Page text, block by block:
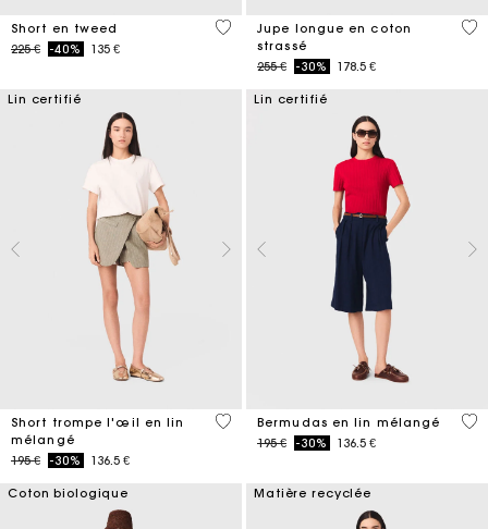
Short en tweed
Price reduced from
225 €to-40% 135 €
4 out of 5 Customer Rating
Jupe longue en coton
strassé
Price reduced from
255 €to-30% 178.5 €
4,5
Lin certifié
Short trompe l'œil en lin
mélangé
Price reduced from
195 €to-30% 136.5 €
4,6 out of 5 Customer Rating
Lin certifié
Bermudas en lin mélangé
Price reduced from
195 €to-30% 136.5 €
5
Coton biologique Matière recyclée